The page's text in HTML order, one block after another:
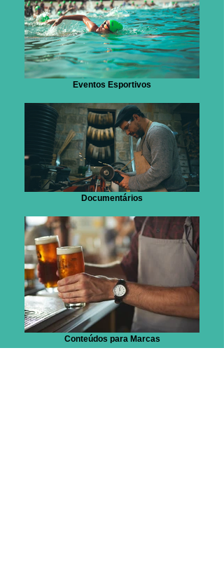
Eventos Esportivos
Documentários
Conteúdos para Marcas